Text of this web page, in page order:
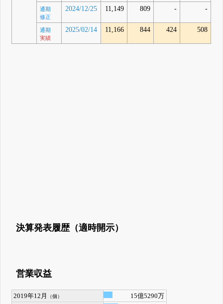
通期
修正
2024/12/25 11,149 809 - -
通期
実績
2025/02/14 11,166 844 424 508
決算発表履歴（適時開示）
営業収益
2019年12月 （個）
15億5290万